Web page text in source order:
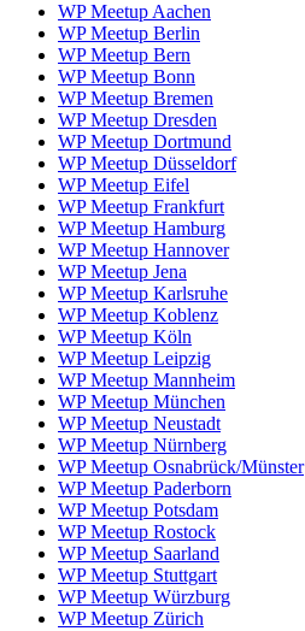
WP Meetup Aachen
WP Meetup Berlin
WP Meetup Bern
WP Meetup Bonn
WP Meetup Bremen
WP Meetup Dresden
WP Meetup Dortmund
WP Meetup Düsseldorf
WP Meetup Eifel
WP Meetup Frankfurt
WP Meetup Hamburg
WP Meetup Hannover
WP Meetup Jena
WP Meetup Karlsruhe
WP Meetup Koblenz
WP Meetup Köln
WP Meetup Leipzig
WP Meetup Mannheim
WP Meetup München
WP Meetup Neustadt
WP Meetup Nürnberg
WP Meetup Osnabrück/Münster
WP Meetup Paderborn
WP Meetup Potsdam
WP Meetup Rostock
WP Meetup Saarland
WP Meetup Stuttgart
WP Meetup Würzburg
WP Meetup Zürich